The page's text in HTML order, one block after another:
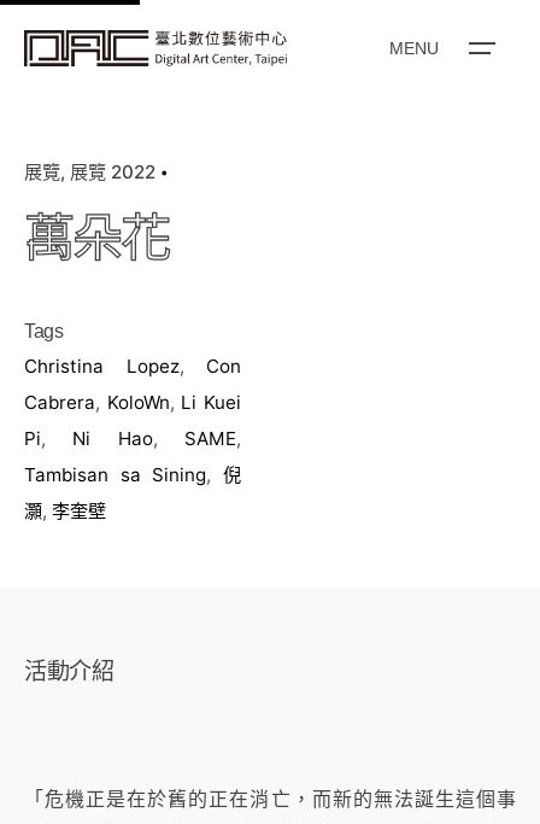
k
c
o
n
MENU
展覽 展覽 2022
萬朵花
Tags
Christina Lopez, Con
Cabrera, KoloWn, Li Kuei
Pi, Ni Hao, SAME,
Tambisan sa Sining,倪
灝, 李奎壁
活動介紹
「危機正是在於舊的正在消亡，而新的無法誕生這個事